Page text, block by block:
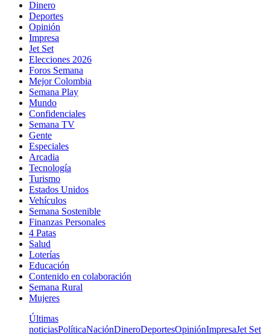
Dinero
Deportes
Opinión
Impresa
Jet Set
Elecciones 2026
Foros Semana
Mejor Colombia
Semana Play
Mundo
Confidenciales
Semana TV
Gente
Especiales
Arcadia
Tecnología
Turismo
Estados Unidos
Vehículos
Semana Sostenible
Finanzas Personales
4 Patas
Salud
Loterías
Educación
Contenido en colaboración
Semana Rural
Mujeres
Últimas
noticiasPolíticaNaciónDineroDeportesOpiniónImpresaJet Set